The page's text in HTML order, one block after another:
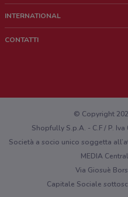
Chi siamo
Lavora con noi
Richieste commerciali e marketing
INTERNATIONAL
CONTATTI
Hai un malfunzionamento sul web o
© Copyright
Shopfully S.p.A. - C.F / P.
Società a socio unico soggetta
MEDIA
Via Giosuè
Capitale Sociale